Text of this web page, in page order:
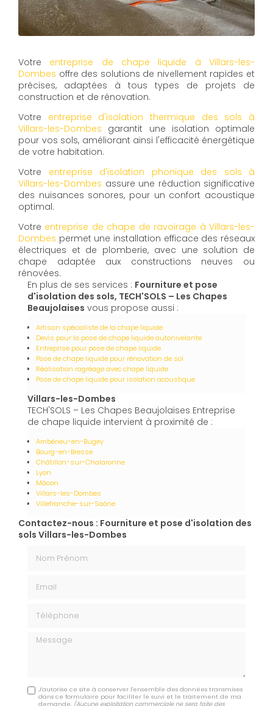
Votre entreprise de chape liquide à Villars-les-
Dombes offre des solutions de nivellement rapides et
précises, adaptées à tous types de projets de
construction et de rénovation.
Votre entreprise d'isolation thermique des sols à
Villars-les-Dombes garantit une isolation optimale
pour vos sols, améliorant ainsi l'efficacité énergétique
de votre habitation.
Votre entreprise d'isolation phonique des sols à
Villars-les-Dombes assure une réduction significative
des nuisances sonores, pour un confort acoustique
optimal.
Votre entreprise de chape de ravoirage à Villars-les-
Dombes permet une installation efficace des réseaux
électriques et de plomberie, avec une solution de
chape adaptée aux constructions neuves ou
rénovées.
En plus de ses services : Fourniture et pose
d'isolation des sols, TECH'SOLS – Les Chapes
Beaujolaises vous propose aussi :
Artisan spécialiste de la chape liquide
Devis pour la pose de chape liquide autonivelante
Entreprise pour pose de chape liquide
Pose de chape liquide pour rénovation de sol
Réalisation ragréage avec chape liquide
Pose de chape liquide pour isolation acoustique
Villars-les-Dombes
TECH'SOLS – Les Chapes Beaujolaises Entreprise
de chape liquide intervient à proximité de :
Ambérieu-en-Bugey
Bourg-en-Bresse
Châtillon-sur-Chalaronne
Lyon
Mâcon
Villars-les-Dombes
Villefranche-sur-Saône
Contactez-nous : Fourniture et pose d'isolation des
sols Villars-les-Dombes
Message
J'autorise ce site à conserver l'ensemble des données transmises
dans ce formulaire pour faciliter le suivi et le traitement de ma
demande. (Aucune exploitation commerciale ne sera faite des